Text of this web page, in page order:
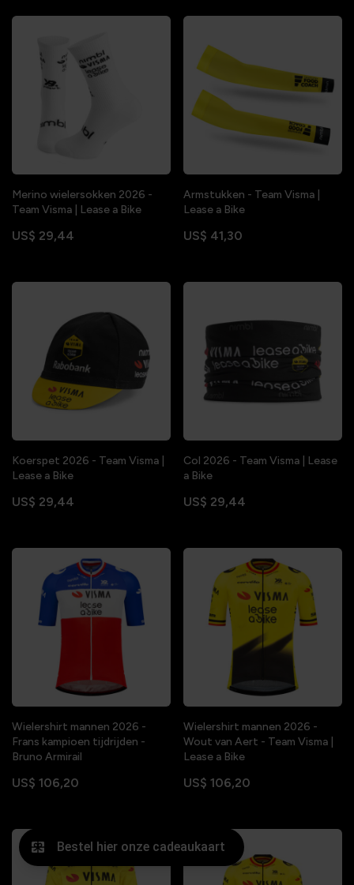
Merino wielersokken 2026 -
Team Visma | Lease a Bike
US$ 29,44
Armstukken - Team Visma |
Lease a Bike
US$ 41,30
Koerspet 2026 - Team Visma |
Lease a Bike
US$ 29,44
Col 2026 - Team Visma | Lease
a Bike
US$ 29,44
Wielershirt mannen 2026 -
Frans kampioen tijdrijden -
Bruno Armirail
US$ 106,20
Wielershirt mannen 2026 -
Wout van Aert - Team Visma |
Lease a Bike
US$ 106,20